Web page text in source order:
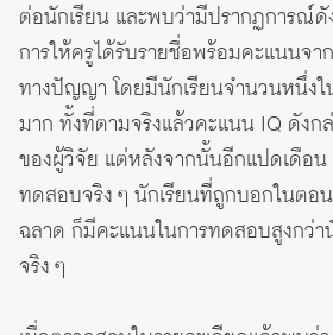
ต่อนักเรียน และพบว่ามีปรากฏการณ์ดั
การให้ครูได้รับรายชื่อพร้อมคะแนนจ
ทางปัญญา โดยมีนักเรียนจำนวนหนึ่ง
มาก ทั้งที่ตามจริงแล้วคะแนน IQ ดังก
ของผู้วิจัย แต่หลังจากนั้นอีกแปดเดือน
ทดสอบจริง ๆ นักเรียนที่ถูกบอกในตอ
ฉลาด ก็มีคะแนนในการทดสอบสูงกว่
จริง ๆ